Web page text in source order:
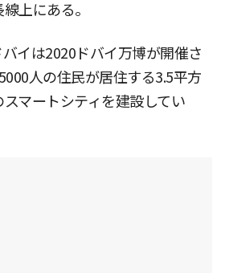
上にある。
イは2020ドバイ万博が開催さ
人の住民が居住する3.5平方
マートシティを建設してい